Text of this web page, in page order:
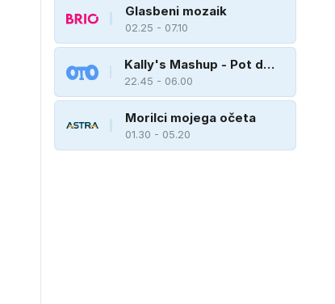
Glasbeni mozaik
02.25 - 07.10
Kally's Mashup - Pot do
zvezde
22.45 - 06.00
Morilci mojega očeta
01.30 - 05.20